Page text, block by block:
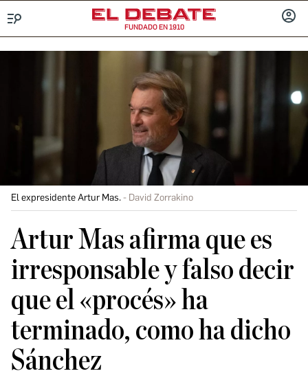
FUNDADO EN 1910
El expresidente Artur Mas. David Zorrakino
Artur Mas afirma que es
irresponsable y falso decir
que el «procés» ha
terminado, como ha dicho
Sánchez